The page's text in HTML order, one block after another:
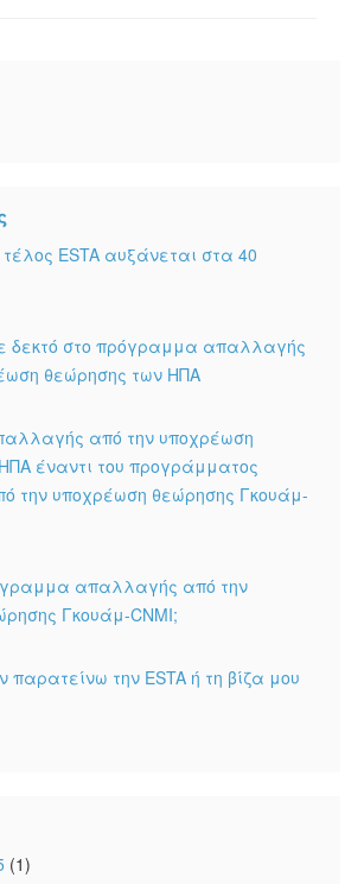
τέλος ESTA αυξάνεται στα 40
δεκτό στο πρόγραμμα απαλλαγής
θεώρησης των ΗΠΑ
από την υποχρέωση
έναντι του προγράμματος
την υποχρέωση θεώρησης Γκουάμ-
απαλλαγής από την
Γκουάμ-CNMI;
παρατείνω την ESTA ή τη βίζα μου
(1)